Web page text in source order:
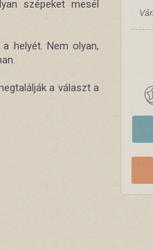
szépeket mesél
helyét. Nem olyan,
a választ a